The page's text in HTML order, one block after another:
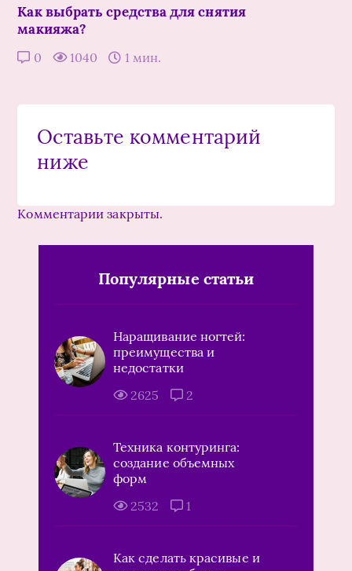
Как выбрать средства для снятия
макияжа?
0 1040 1 мин.
Оставьте комментарий
ниже
Комментарии закрыты.
Популярные статьи
Наращивание ногтей:
преимущества и
недостатки
2625
2
Техника контуринга:
создание объемных
форм
2532
1
Как сделать красивые и